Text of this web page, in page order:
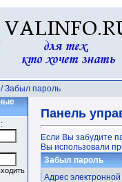
/ Забыл пароль
Панель
Если Вы забудите
Вы использовали
Забыл пароль
Адрес